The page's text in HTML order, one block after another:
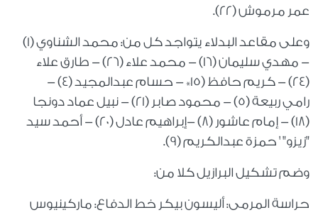
عمر مرموش (22).
وعلى مقاعد البدلاء يتواجد كل من: محمد الشناوي (1)
- مهدي سليمان (16) - محمد علاء (26) - طارق علاء
(24) - كريم حافظ (15* - حسام عبدالمجيد (4) -
رامي ربيعة (5) - محمود صابر (21) - نبيل عماد دونجا
(18) - إمام عاشور (8) -إبراهيم عادل (20) - أحمد سيد
"زيزو" ' حمزة عبدالكريم (9).
وضم تشكيل البرازيل كلا من:
حراسة المرمى: أليسون بيكر خط الدفاع: ماركينيوس